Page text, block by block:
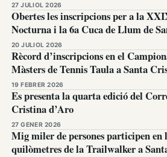
27 JULIOL 2026
Obertes les inscripcions per a la
Nocturna i la 6a Cuca de Llum de
20 JULIOL 2026
Rècord d’inscripcions en el
Màsters de Tennis Taula a Santa
19 FEBRER 2026
Es presenta la quarta edició del
Cristina d’Aro
27 GENER 2026
Mig miler de persones participen en
quilòmetres de la Trailwalker a